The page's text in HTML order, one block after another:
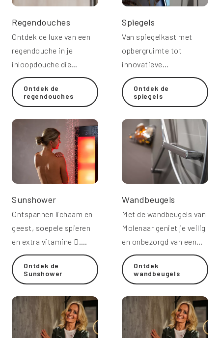
Regendouches
Ontdek de luxe van een
regendouche in je
inloopdouche die
comfort toevoegt aan je
badkamer.
Ontdek de
regendouches
Spiegels
Van spiegelkast met
opbergruimte tot
innovatieve
bluetoothspiegel.
Molenaar heeft genoeg
keuze!
Ontdek de
spiegels
Sunshower
Ontspannen lichaam en
geest, soepele spieren
en extra vitamine D.
Ervaar de voordelen van
infrarood.
Ontdek de
Sunshower
Wandbeugels
Met de wandbeugels van
Molenaar geniet je veilig
en onbezorgd van een
heerlijke douche.
Ontdek
wandbeugels